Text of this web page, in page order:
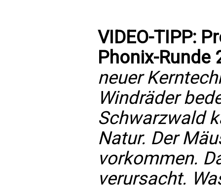
VIDEO-TIPP:
Phonix-Runde
neuer
Windräder
Schwarzwald
Natur. Der
vorkommen.
verursacht.